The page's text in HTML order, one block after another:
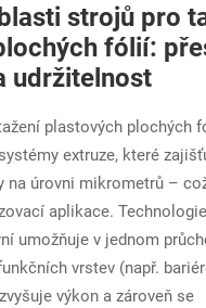
strojů pro
fólií:
udržitelnost
plastových plochých
extruze, které
na úrovni mikrometrů –
aplikace.
umožňuje v jednom
vrstev (např.
výkon a zároveň se